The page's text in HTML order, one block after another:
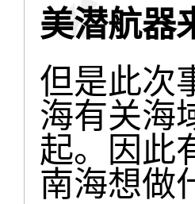
美潜航器
但是此次
海有关海
起。因此
南海想做